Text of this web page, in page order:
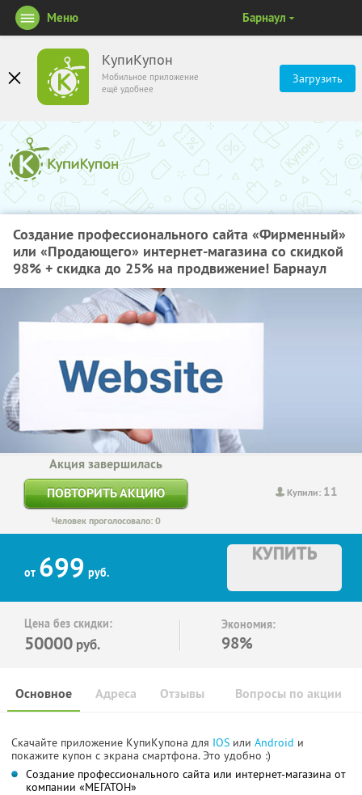
КупиКупон
Мобильное приложение
ещё удобнее
Загрузить
Меню Барнаул
Создание профессионального сайта «Фирменный»
или «Продающего» интернет-магазина со скидкой
98% + скидка до 25% на продвижение! Барнаул
Купили: 11
Акция завершилась
ПОВТОРИТЬ АКЦИЮ
Человек проголосовало: 0
от 699 руб.
КУПИТЬ
Цена без скидки:
50000 руб.
Экономия:
98%
Основное Отзывы Вопросы по акции
Адреса
Скачайте приложение КупиКупона для IOS или Android и
покажите купон с экрана смартфона. Это удобно :)
Создание профессионального сайта или интернет-магазина от
компании «МЕГАТОН»